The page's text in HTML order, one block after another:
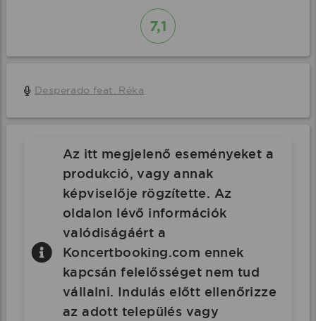
7,1
Desperado feat. Réka
Az itt megjelenő eseményeket a
produkció, vagy annak
képviselője rögzítette. Az
oldalon lévő információk
valódiságáért a
Koncertbooking.com ennek
kapcsán felelősséget nem tud
vállalni. Indulás előtt ellenőrizze
az adott település vagy